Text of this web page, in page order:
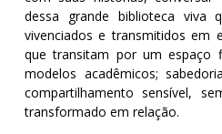
dessa grande biblioteca viva
vivenciados e transmitidos em
que transitam por um espaço
modelos acadêmicos;
compartilhamento sensível,
transformado em relação.